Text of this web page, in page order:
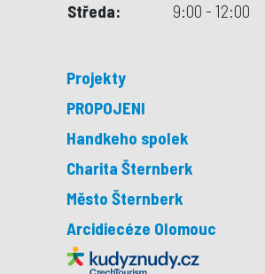
Středa:
9:00 - 12:00
Projekty
PROPOJENI
Handkeho spolek
Charita Šternberk
Město Šternberk
Arcidiecéze Olomouc